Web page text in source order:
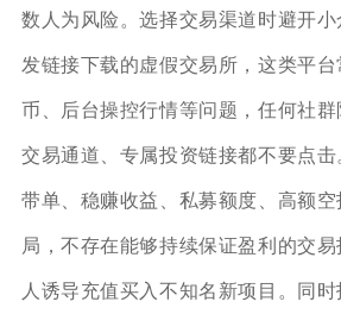
数人为风险。选择交易渠道时避开
发链接下载的虚假交易所，这类平
币、后台操控行情等问题，任何社
交易通道、专属投资链接都不要点
带单、稳赚收益、私募额度、高额
局，不存在能够持续保证盈利的交
人诱导充值买入不知名新项目。同